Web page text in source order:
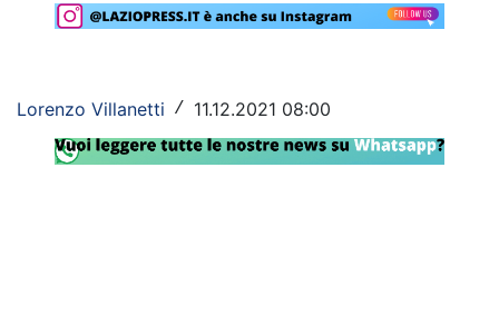
Lazio Women
Rassegna Lazio
Lorenzo Villanetti / 11.12.2021 08:00